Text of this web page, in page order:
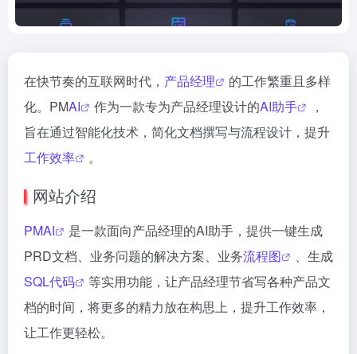
在快节奏的互联网时代， 产品经理
的工作繁重且多样
化。PMAI 作为一款专为产品经理设计的AI助手
，
旨在通过智能化技术，简化文档撰写与流程设计，提升
工作效率
。
网站介绍
PMAI
是一款面向产品经理的AI助手，提供一键生成
PRD文档、业务问题的解决方案、业务流程图
、生成
SQL代码
等实用功能，让产品经理节省写各种产品文
档的时间，将更多的精力放在构思上，提升工作效率，
让工作更轻松。